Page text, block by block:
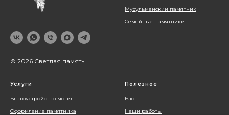
© 2026 Светлая память
Мусульманский памятник
Семейные памятники
Услуги
Благоустройство могил
Оформление памятника
Полезное
Блог
Наши работы